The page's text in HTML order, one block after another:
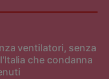
ventilatori, senza
che condanna